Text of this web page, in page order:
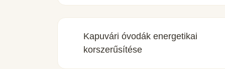
Kapuvári óvodák energetikai
korszerűsítése